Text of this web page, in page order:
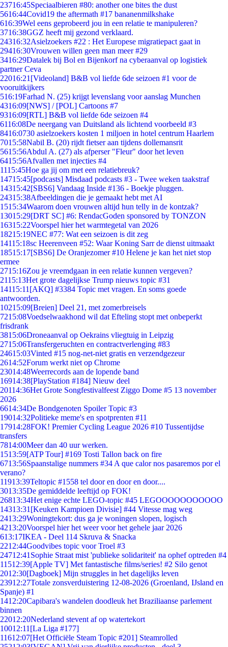
23716:45Speciaalbieren #80: another one bites the dust
5616:44Covid19 the aftermath #17 bananenmilkshake
616:39Wel eens geprobeerd jou in een relatie te manipuleren?
3716:38GGZ heeft mij gezond verklaard.
24316:32Asielzoekers #22 : Het Europese migratiepact gaat in
29416:30Vrouwen willen geen man meer #29
3416:29Datalek bij Bol en Bijenkorf na cyberaanval op logistiek
partner Ceva
22016:21 [Videoland] B&B vol liefde 6de seizoen #1 voor de
vooruitkijkers
516:19Farhad N. (25) krijgt levenslang voor aanslag Munchen
4316:09[NWS] / [POL] Cartoons #7
9316:09[RTL] B&B vol liefde 6de seizoen #4
6116:08De neergang van Duitsland als lichtend voorbeeld #3
8416:0730 asielzoekers kosten 1 miljoen in hotel centrum Haarlem
7015:58Nabil B. (20) rijdt fietser aan tijdens dollemansrit
5615:56Abdul A. (27) als afperser "Fleur" door het leven
6415:56Afvallen met injecties #4
1115:45Hoe ga jij om met een relatiebreuk?
14715:45[podcasts] Misdaad podcasts #3 - Twee weken taakstraf
14315:42[SBS6] Vandaag Inside #136 - Boekje pluggen.
24315:38Afbeeldingen die je gemaakt hebt met AI
1515:34Waarom doen vrouwen altijd hun telly in de kontzak?
13015:29[DRT SC] #6: RendacGoden sponsored by TONZON
16315:22Voorspel hier het warmtegetal van 2026
18215:19NEC #77: Wat een seizoen is dit zeg
14115:18sc Heerenveen #52: Waar Koning Sarr de dienst uitmaakt
18515:17[SBS6] De Oranjezomer #10 Helene je kan het niet stop
ermee
2715:16Zou je vreemdgaan in een relatie kunnen vergeven?
2115:13Het grote dagelijkse Trump nieuws topic #31
14115:11 [AKQ] #3384 Topic met vragen. En soms goede
antwoorden.
10215:09[Breien] Deel 21, met zomerbreisels
7215:08Voedselwaakhond wil dat Efteling stopt met onbeperkt
frisdrank
3815:06Droneaanval op Oekrains vliegtuig in Leipzig
2715:06Transfergeruchten en contractverlenging #83
24615:03Vinted #15 nog-net-niet gratis en verzendgezeur
2614:52Forum werkt niet op Chrome
23014:48Weerrecords aan de lopende band
16914:38[PlayStation #184] Nieuw deel
20114:36Het Grote Songfestivalfeest Ziggo Dome #5 13 november
2026
6614:34De Bondgenoten Spoiler Topic #3
19014:32Politieke meme's en spotprenten #11
17914:28FOK! Premier Cycling League 2026 #10 Tussentijdse
transfers
7814:00Meer dan 40 uur werken.
1513:59[ATP Tour] #169 Tosti Tallon back on fire
6713:56Spaanstalige nummers #34 A que calor nos pasaremos por el
verano?
11913:39Teltopic #1558 tel door en door en door....
3013:35De gemiddelde leeftijd op FOK!
26813:34Het enige echte LEGO-topic #45 LEGOOOOOOOOOOO
14313:31 [Keuken Kampioen Divisie] #44 Vitesse mag weg
2413:29Woningtekort: dus ga je woningen slopen, logisch
4213:20Voorspel hier het weer voor het gehele jaar 2026
613:17IKEA - Deel 114 Skruva & Snacka
2212:44Goodvibes topic voor Troel #3
24712:41 Sophie Straat mist 'publieke solidariteit' na ophef optreden #4
11512:39[Apple TV] Met fantastische films/series! #2 Silo genot
2012:30[Dagboek] Mijn struggles in het dagelijks leven
23912:27Totale zonsverduistering 12-08-2026 (Groenland, IJsland en
Spanje) #1
1412:20Capibara's wandelen doodleuk het Braziliaanse parlement
binnen
22012:20Nederland stevent af op watertekort
10012:11 [La Liga #177]
11612:07[Het Officiële Steam Topic #201] Steamrolled